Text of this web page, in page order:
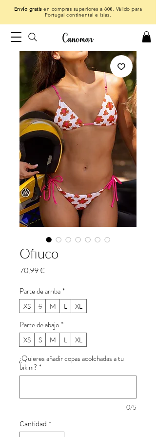
Envío gratisen compras superiores a 80€. Válido para
Portugal continental e islas.
Ofiuco
70,99 €Precio
Parte de arriba*
XS S M L XL
Parte de abajo*
XS S M L XL
¿Quieres añadir copas acolchadas a tu
bikini? *
0/5
Cantidad *